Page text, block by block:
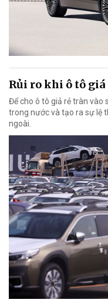
Rủi ro khi ô tô giá
Để cho ô tô giả rẻ tràn vào
trong nước và tạo ra sự lệ
ngoài.